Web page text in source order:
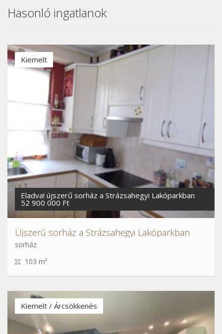
Hasonló ingatlanok
Eladva! újszerű sorház a Strázsahegyi Lakóparkban
52 900 000 Ft
Kiemelt
Újszerű sorház a Strázsahegyi Lakóparkban
sorház
103 m²
Kiemelt / Árcsökkenés